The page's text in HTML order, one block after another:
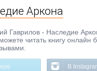
Аркона
Гаврилов - Наследие
читать книгу
В